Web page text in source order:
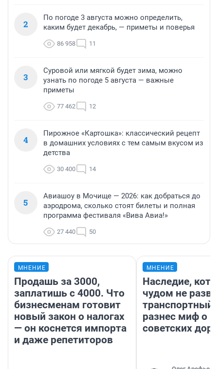
2
По погоде 3 августа можно определить,
каким будет декабрь, — приметы и поверья
86 958 11
3
Суровой или мягкой будет зима, можно
узнать по погоде 5 августа — важные
приметы
77 462 12
4
Пирожное «Картошка»: классический рецепт
в домашних условиях с тем самым вкусом из
детства
30 400 14
5
Авиашоу в Мочище — 2026: как добраться до
аэродрома, сколько стоят билеты и полная
программа фестиваля «Вива Авиа!»
27 440 50
МНЕНИЕ
Продашь за 3000,
заплатишь с 4000. Что
бизнесменам готовит
новый закон о налогах
— он коснется импорта
и даже репетиторов
МНЕНИЕ
Наследие,
чудом не
транспортный
разнес миф о
советских